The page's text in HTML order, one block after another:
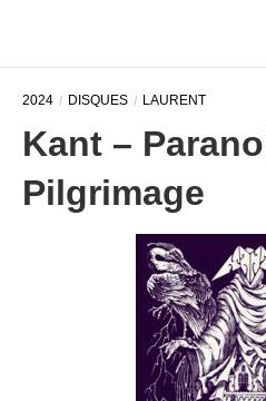
2024 DISQUES LAURENT
Kant –
Pilgrimage